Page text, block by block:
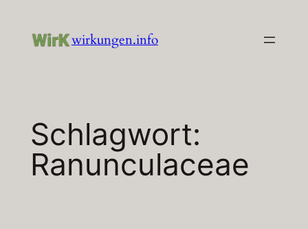
Inhalt
wirkungen.info
Schlagwort:
Ranunculaceae